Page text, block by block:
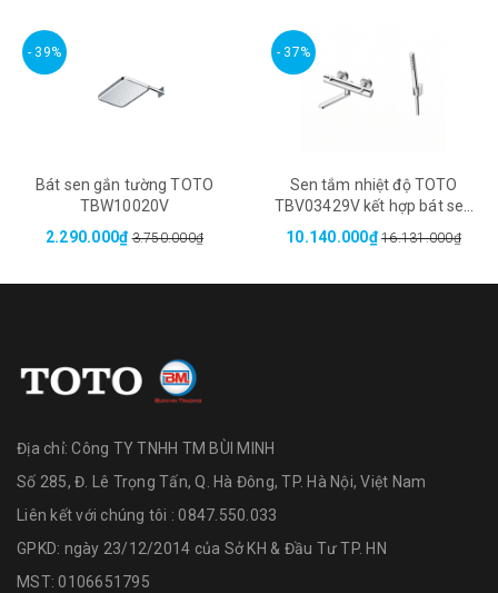
- 39%
Bát sen gắn tường TOTO
TBW10020V
2.290.000₫ 3.750.000₫
- 37%
Sen tắm nhiệt độ TOTO
TBV03429V kết hợp bát sen
TBW02017A
10.140.000₫ 16.131.000₫
Địa chỉ:Công TY TNHH TM BÙI MINH
Số 285, Đ. Lê Trọng Tấn, Q. Hà Đông, TP. Hà Nội, Việt Nam
Liên kết với chúng tôi : 0847.550.033
GPKD: ngày 23/12/2014 của Sở KH & Đầu Tư TP. HN
MST: 0106651795